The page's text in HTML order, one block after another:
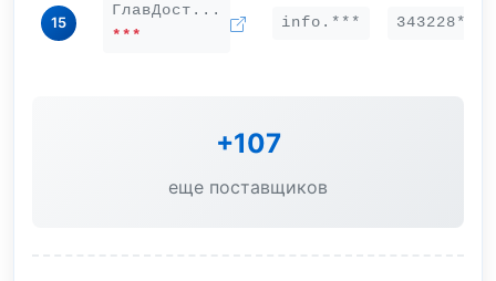
15
ГлавДост...
***
info.*** 343228***
+107
еще поставщиков